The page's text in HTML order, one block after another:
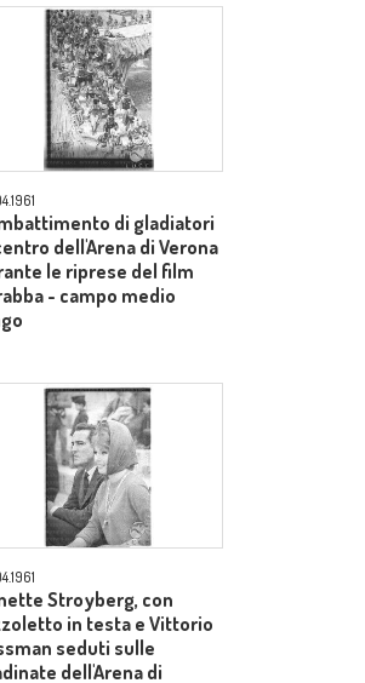
di gladiatori
dell'Arena di Verona
le riprese del film
- campo medio
Stroyberg, con
in testa e Vittorio
seduti sulle
dell'Arena di